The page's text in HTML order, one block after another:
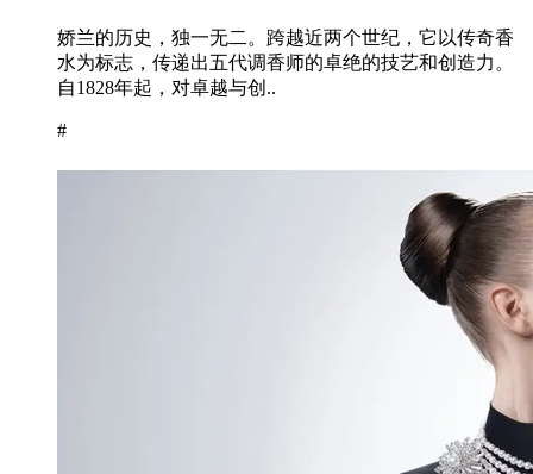
娇兰的历史，独一无二。跨越近两个世纪，它以传奇香
水为标志，传递出五代调香师的卓绝的技艺和创造力。
自1828年起，对卓越与创..
#